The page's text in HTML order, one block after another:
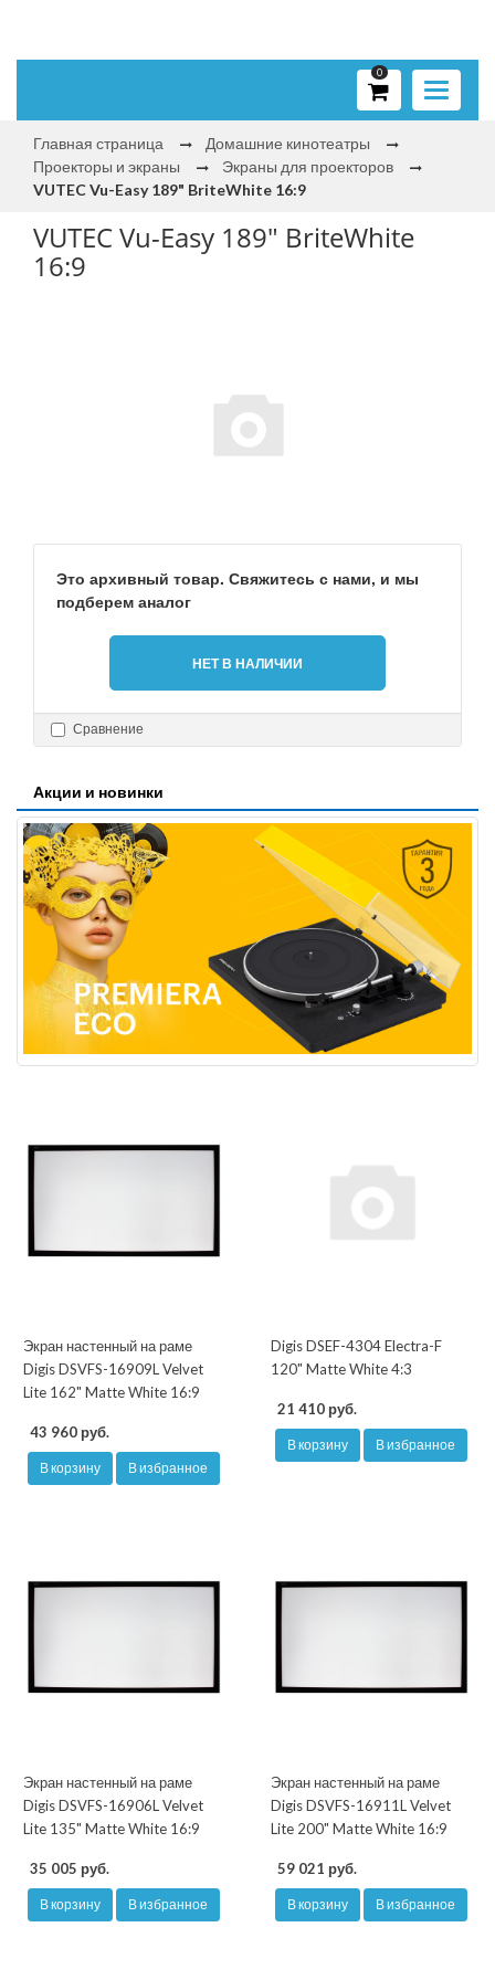
Toggle
0
Главная страница
Домашние кинотеатры
Проекторы и экраны
Экраны для проекторов
VUTEC Vu-Easy 189" BriteWhite 16:9
VUTEC Vu-Easy 189" BriteWhite
16:9
Это архивный товар. Свяжитесь с нами, и мы
подберем аналог
НЕТ В НАЛИЧИИ
Сравнение
Акции и новинки
Экран настенный на раме
Digis DSVFS-16909L Velvet
Lite 162" Matte White 16:9
43 960 руб.
В корзину В избранное
Digis DSEF-4304 Electra-F
120" Matte White 4:3
21 410 руб.
В корзину В избранное
Экран настенный на раме
Digis DSVFS-16906L Velvet
Lite 135" Matte White 16:9
35 005 руб.
В корзину В избранное
Экран настенный на раме
Digis DSVFS-16911L Velvet
Lite 200" Matte White 16:9
59 021 руб.
В корзину В избранное